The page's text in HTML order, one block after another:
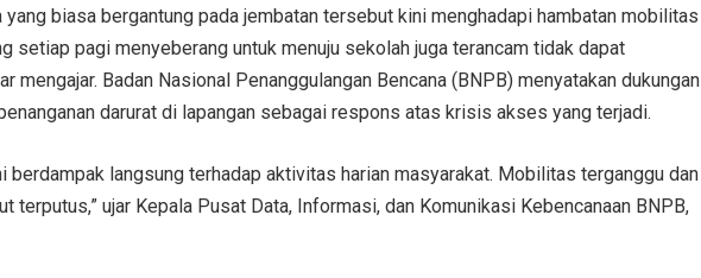
yang biasa bergantung pada jembatan tersebut kini menghadapi hambatan mobilitas
setiap pagi menyeberang untuk menuju sekolah juga terancam tidak dapat
mengajar. Badan Nasional Penanggulangan Bencana (BNPB) menyatakan dukungan
darurat di lapangan sebagai respons atas krisis akses yang terjadi.
berdampak langsung terhadap aktivitas harian masyarakat. Mobilitas terganggu dan
terputus,” ujar Kepala Pusat Data, Informasi, dan Komunikasi Kebencanaan BNPB,